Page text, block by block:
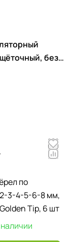
без
по
2-3-4-5-6-8 мм,
Tip, 6 шт